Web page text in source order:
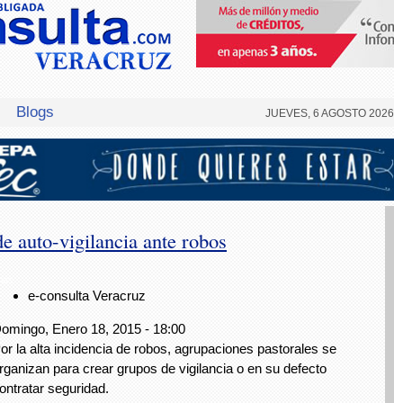
Blogs JUEVES, 6 AGOSTO 2026
auto-vigilancia ante robos
e-consulta Veracruz
Enero 18, 2015 - 18:00
la alta incidencia de robos, agrupaciones pastorales se
para crear grupos de vigilancia o en su defecto
seguridad.